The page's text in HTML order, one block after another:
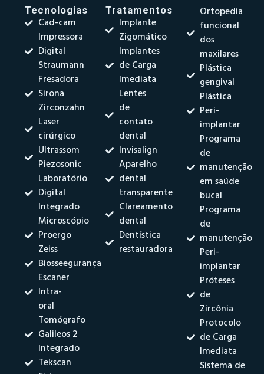
Tecnologias
Cad-cam
Impressora
Digital
Straumann
Fresadora
Sirona
Zirconzahn
Laser
cirúrgico
Ultrassom
Piezosonic
Laboratório
Digital
Integrado
Microscópio
Proergo
Zeiss
Biosseegurança
Escaner
Intra-
oral
Tomógrafo
Galileos 2
Integrado
Tekscan
Tratamentos
Implante
Zigomático
Implantes
de Carga
Imediata
Lentes
de
contato
dental
Invisalign
Aparelho
dental
transparente
Clareamento
dental
Dentística
restauradora
Ortopedia
funcional
dos
maxilares
Plástica
gengival
Plástica
Peri-
implantar
Programa
de
manutenção
em saúde
bucal
Programa
de
manutenção
Peri-
implantar
Próteses
de
Zircônia
Protocolo
de Carga
Imediata
Sistema de